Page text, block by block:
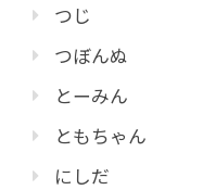
つじ
つぼんぬ
とーみん
ともちゃん
にしだ